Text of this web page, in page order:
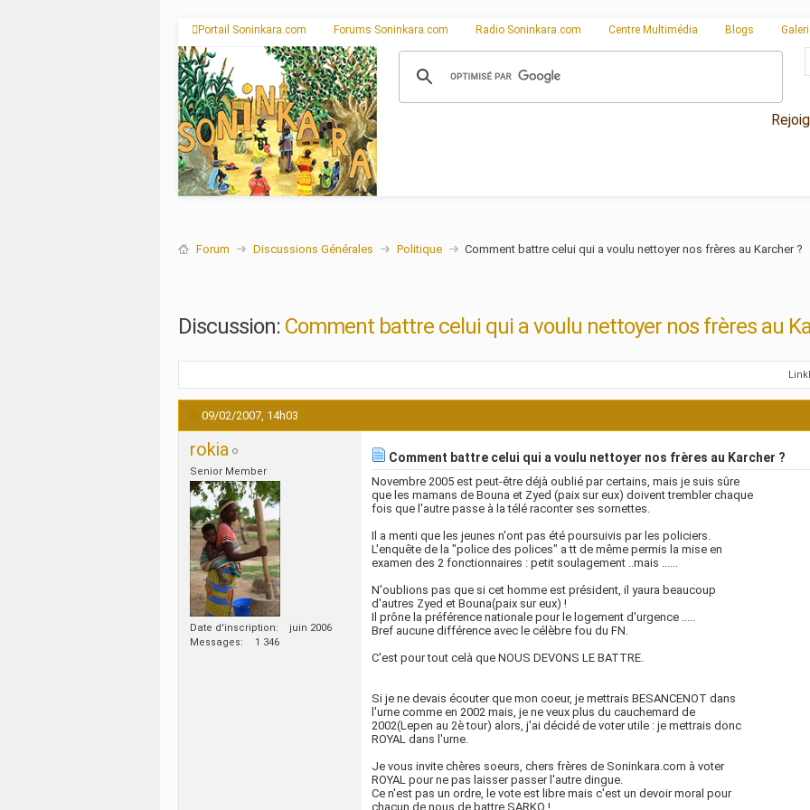
Portail Soninkara.com Forums Soninkara.com Radio Soninkara.com Centre Multimédia Blogs
Forum Discussions Générales Politique Comment battre celui qui a voulu nettoyer nos frères au Karcher ?
Discussion: Comment battre celui qui a voulu nettoyer nos frères au
09/02/2007, 14h03
rokia
Senior Member
Date d'inscription
juin 2006
Messages
1 346
Comment battre celui qui a voulu nettoyer nos frères au Karcher ?
Novembre 2005 est peut-être déjà oublié par certains, mais je suis sûre
que les mamans de Bouna et Zyed (paix sur eux) doivent trembler chaque
fois que l'autre passe à la télé raconter ses sornettes.
Il a menti que les jeunes n'ont pas été poursuivis par les policiers.
L'enquête de la "police des polices" a tt de même permis la mise en
examen des 2 fonctionnaires : petit soulagement ..mais ......
N'oublions pas que si cet homme est président, il yaura beaucoup
d'autres Zyed et Bouna(paix sur eux) !
Il prône la préférence nationale pour le logement d'urgence .....
Bref aucune différence avec le célèbre fou du FN.
C'est pour tout celà que NOUS DEVONS LE BATTRE.
Si je ne devais écouter que mon coeur, je mettrais BESANCENOT dans
l'urne comme en 2002 mais, je ne veux plus du cauchemard de
2002(Lepen au 2è tour) alors, j'ai décidé de voter utile : je mettrais donc
ROYAL dans l'urne.
Je vous invite chères soeurs, chers frères de Soninkara.com à voter
ROYAL pour ne pas laisser passer l'autre dingue.
Ce n'est pas un ordre, le vote est libre mais c'est un devoir moral pour
chacun de nous de battre SARKO !